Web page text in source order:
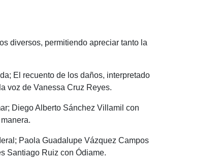
diversos, permitiendo apreciar tanto la
El recuento de los daños, interpretado
voz de Vanessa Cruz Reyes.
Diego Alberto Sánchez Villamil con
Paola Guadalupe Vázquez Campos
Santiago Ruiz con Ódiame.